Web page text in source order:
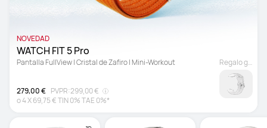
NOVEDAD
WATCH FIT 5 Pro
Pantalla FullView | Cristal de Zafiro | Mini-Workout
279,00 € PVPR:299,00 €
o4X69,75 €TIN 0% TAE 0%*
Regalo gratuito